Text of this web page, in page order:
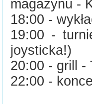
magazynu -
18:00 -
19:00 -
joysticka!)
20:00 - grill -
22:00 -